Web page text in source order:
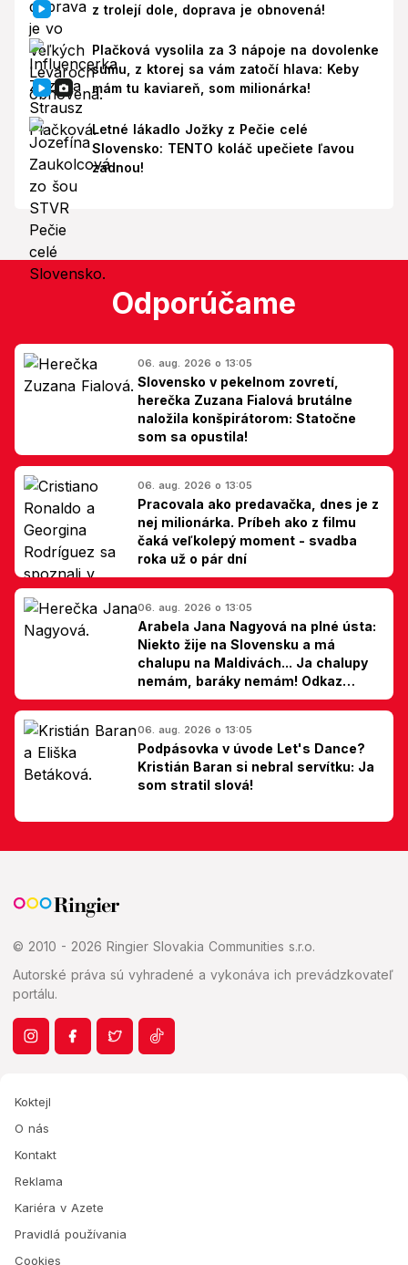
z trolejí dole, doprava je obnovená!
Plačková vysolila za 3 nápoje na dovolenke
sumu, z ktorej sa vám zatočí hlava: Keby
mám tu kaviareň, som milionárka!
Letné lákadlo Jožky z Pečie celé
Slovensko: TENTO koláč upečiete ľavou
zadnou!
Odporúčame
06. aug. 2026 o 13:05
Slovensko v pekelnom zovretí,
herečka Zuzana Fialová brutálne
naložila konšpirátorom: Statočne
som sa opustila!
06. aug. 2026 o 13:05
Pracovala ako predavačka, dnes je z
nej milionárka. Príbeh ako z filmu
čaká veľkolepý moment - svadba
roka už o pár dní
06. aug. 2026 o 13:05
Arabela Jana Nagyová na plné ústa:
Niekto žije na Slovensku a má
chalupu na Maldivách... Ja chalupy
nemám, baráky nemám! Odkaz
Slovákom
06. aug. 2026 o 13:05
Podpásovka v úvode Let's Dance?
Kristián Baran si nebral servítku: Ja
som stratil slová!
© 2010 - 2026 Ringier Slovakia Communities s.r.o.
Autorské práva sú vyhradené a vykonáva ich prevádzkovateľ
portálu.
Koktejl
O nás
Kontakt
Reklama
Kariéra v Azete
Pravidlá používania
Cookies